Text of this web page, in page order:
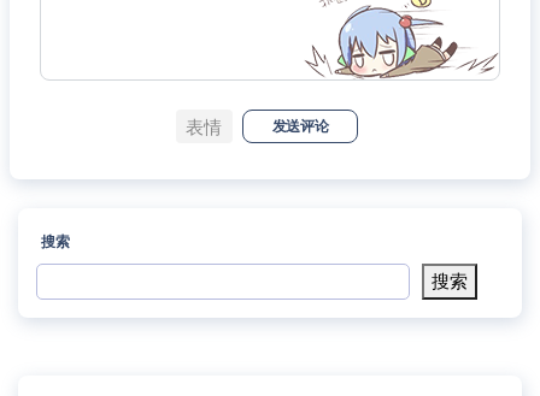
表情 发送评论
搜索
搜索